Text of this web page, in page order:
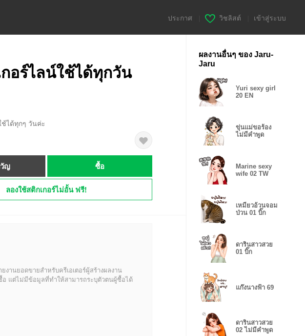
ประกาศ วิชลิสต์ เข้าสู่ระบบ
อร์ไลน์ใช้ได้ทุกวัน
ได้ทุกๆ วันค่ะ
ญ ซื้อ
ลองใช้สติกเกอร์ไม่อั้น ฟรี!
งานยอดขายสำหรับครีเอเตอร์ผู้สร้างผลงาน
อ แต่ไม่มีข้อมูลที่ทำให้สามารถระบุตัวตนผู้ซื้อได้
ผลงานอื่นๆ ของ Jaru-
Jaru
Yuri sexy girl
20 EN
ขุ่นแม่ขอร้อง
ไม่มีคำพูด
Marine sexy
wife 02 TW
เหมียวอ้วนจอม
ป่วน 01 บิ๊ก
ดารินสาวสวย
01 บิ๊ก
แก๊งนางฟ้า 69
ดารินสาวสวย
02 ไม่มีคำพูด